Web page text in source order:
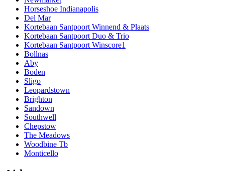
Horseshoe Indianapolis
Del Mar
Kortebaan Santpoort Winnend & Plaats
Kortebaan Santpoort Duo & Trio
Kortebaan Santpoort Winscore1
Bollnas
Aby
Boden
Sligo
Leopardstown
Brighton
Sandown
Southwell
Chepstow
The Meadows
Woodbine Tb
Monticello